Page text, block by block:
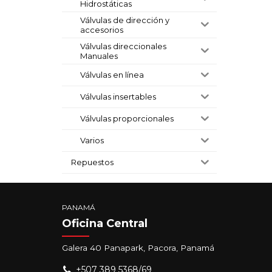
Hidrostáticas
Válvulas de dirección y
accesorios
Válvulas direccionales
Manuales
Válvulas en línea
Válvulas insertables
Válvulas proporcionales
Varios
Repuestos
PANAMÁ
Oficina Central
Galera 40 Panapark, Pacora, Panamá
+507 389 5368/69